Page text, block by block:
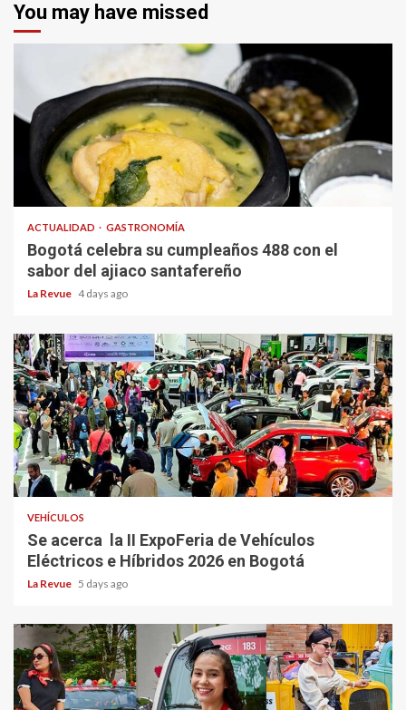
You may have missed
ACTUALIDAD GASTRONOMÍA
Bogotá celebra su cumpleaños 488 con el
sabor del ajiaco santafereño
La Revue 4 days ago
VEHÍCULOS
Se acerca la II ExpoFeria de Vehículos
Eléctricos e Híbridos 2026 en Bogotá
La Revue 5 days ago